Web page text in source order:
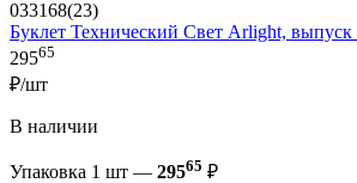
033168(23)
Буклет Технический Свет Arlight,
29565
₽/шт
В наличии
Упаковка 1 шт — 29565 ₽